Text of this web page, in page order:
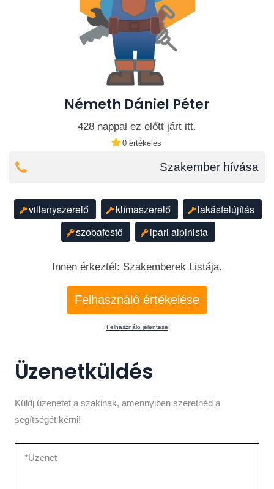
Németh Dániel Péter
428 nappal ez előtt járt itt.
0 értékelés
Szakember hívása
villanyszerelő klímaszerelő
lakásfelújítás
szobafestő
ipari alpinista
Innen érkeztél: Szakemberek Listája.
Felhasználó értékelése
Felhasználó jelentése
Üzenetküldés
Küldj üzenetet a szakinak, amennyiben szeretnéd a
segítségét kérni!